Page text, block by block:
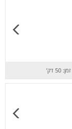
זמן: 50 דק’